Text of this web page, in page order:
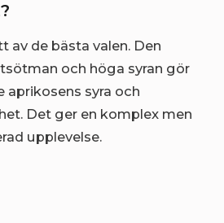
av de bästa valen. Den
och höga syran gör
aprikosens syra och
Det ger en komplex men
upplevelse.